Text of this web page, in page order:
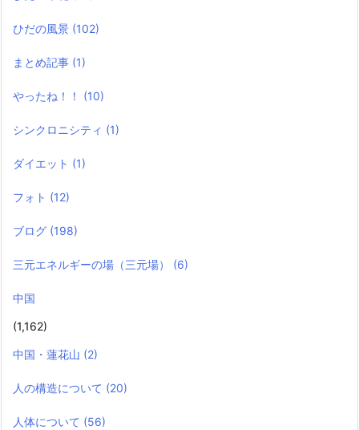
ひだの風景 (102)
まとめ記事 (1)
やったね！！ (10)
シンクロニシティ (1)
ダイエット (1)
フォト (12)
ブログ (198)
三元エネルギーの場（三元場） (6)
中国
(1,162)
中国・蓮花山 (2)
人の構造について (20)
人体について (56)